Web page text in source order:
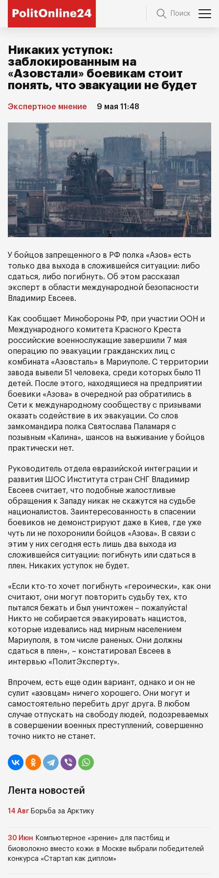
Поиск
Никаких уступок:
заблокированным на
«Азовстали» боевикам стоит
понять, что эвакуации не будет
Экспертное мнение 9 мая 11:48
У бойцов запрещенного в РФ полка «Азов» есть
только два выхода в сложившейся ситуации: либо
сдаться, либо погибнуть. Об этом рассказал
эксперт в области международной безопасности
Владимир Евсеев.
Как сообщает Минобороны РФ, при участии ООН и
Международного комитета Красного Креста
российские военнослужащие завершили 7 мая
операцию по эвакуации гражданских лиц с
комбината «Азовсталь» в Мариуполе. С территории
завода вывели 51 человека, среди которых было 11
детей. После этого, находящиеся на предприятии
боевики «Азова» в очередной раз обратились в
Сети к международному сообществу с призывами
оказать содействие в их эвакуации. Со слов
замкомандира полка Святослава Паламаря с
позывным «Калина», шансов на выживание у бойцов
практически нет.
Руководитель отдела евразийской интеграции и
развития ШОС Института стран СНГ Владимир
Евсеев считает, что подобные жалостливые
обращения к Западу никак не скажутся на судьбе
националистов. Заинтересованность в спасении
боевиков не демонстрируют даже в Киев, где уже
чуть ли не похоронили бойцов «Азова». В связи с
этим у них сегодня есть лишь два выхода из
сложившейся ситуации: погибнуть или сдаться в
плен. Никаких уступок не будет.
«Если кто-то хочет погибнуть «героически», как они
считают, они могут повторить судьбу тех, кто
пытался бежать и был уничтожен – пожалуйста!
Никто не собирается эвакуировать нацистов,
которые издевались над мирным населением
Мариуполя, в том числе раненых. Они должны
сдаться в плен», – констатировал Евсеев в
интервью «ПолитЭксперту».
Впрочем, есть еще один вариант, однако и он не
сулит «азовцам» ничего хорошего. Они могут и
самостоятельно перебить друг друга. В любом
случае отпускать на свободу людей, подозреваемых
в совершении военных преступлений, совершенно
точно никто не станет.
Лента новостей
14 Авг Борьба за Арктику
30 Июн Компьютерное «зрение» для пастбищ и
биоволокно вместо кожи: в Москве выбрали победителей
конкурса «Стартап как диплом»